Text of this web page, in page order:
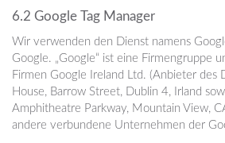
6.2 Google Tag Manager
Wir verwenden den Dienst namens
Google. „Google“ ist eine Firmengruppe
Firmen Google Ireland Ltd. (Anbieter des
House, Barrow Street, Dublin 4, Irland
Amphitheatre Parkway, Mountain View,
andere verbundene Unternehmen der